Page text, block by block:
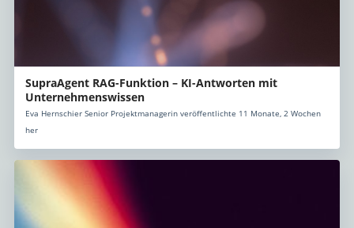
SupraAgent RAG-Funktion – KI-Antworten mit
Unternehmenswissen
Eva Hernschier Senior Projektmanagerin veröffentlichte 11 Monate, 2 Wochen
her